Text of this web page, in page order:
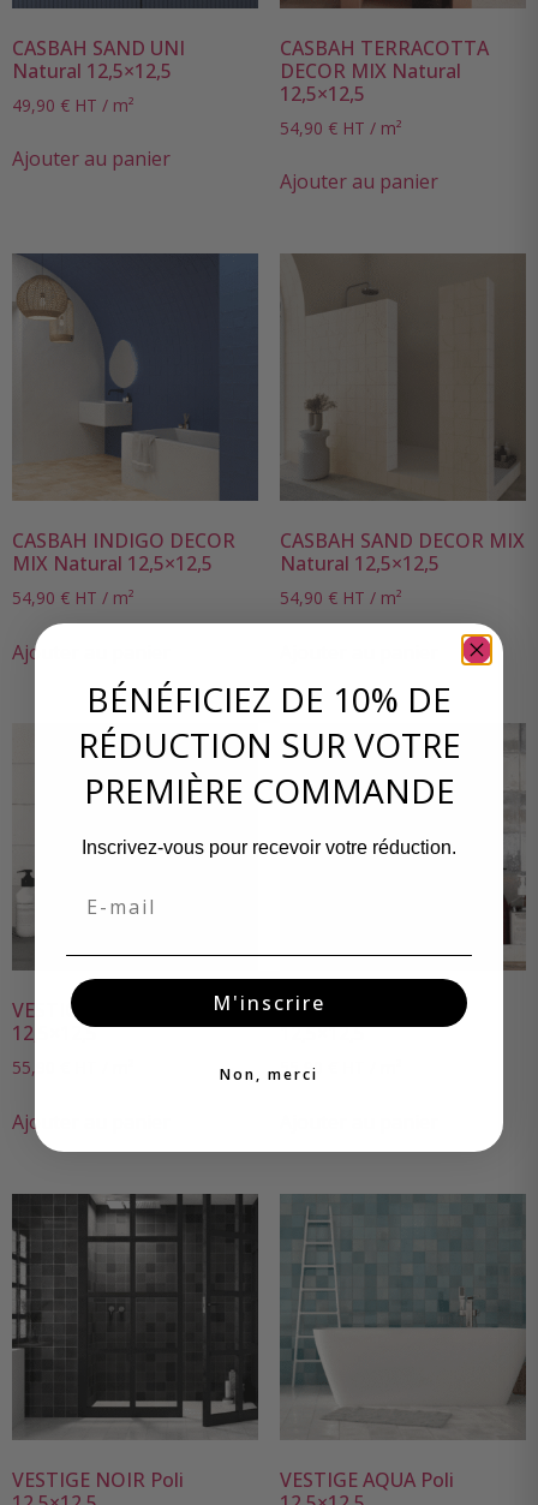
CASBAH SAND UNI
Natural 12,5×12,5
49,90 € HT / m²
Ajouter au panier
CASBAH TERRACOTTA
DECOR MIX Natural
12,5×12,5
54,90 € HT / m²
Ajouter au panier
CASBAH INDIGO DECOR
MIX Natural 12,5×12,5
54,90 € HT / m²
Ajouter au panier
CASBAH SAND DECOR MIX
Natural 12,5×12,5
54,90 € HT / m²
VESTIGE BLANC Poli
12,5×12,5
55,90
Ajouter au panier
VESTIGE GRIS Poli
12,5×12,5
55,90
VESTIGE NOIR Poli
VESTIGE AQUA Poli
BÉNÉFICIEZ DE 10% DE
RÉDUCTION SUR VOTRE
PREMIÈRE COMMANDE
Inscrivez-vous pour recevoir votre réduction.
Email
M'inscrire
Non, merci